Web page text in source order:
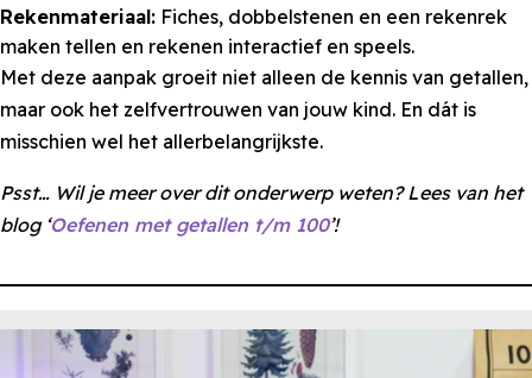
Rekenmateriaal: Fiches, dobbelstenen en een rekenrek
maken tellen en rekenen interactief en speels.
Met deze aanpak groeit niet alleen de kennis van getallen,
maar ook het zelfvertrouwen van jouw kind. En dát is
misschien wel het allerbelangrijkste.
Psst… Wil je meer over dit onderwerp weten? Lees van het
blog ‘Oefenen met getallen t/m 100’!